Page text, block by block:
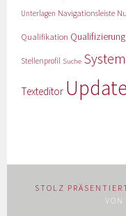
Unterlagen Navigationsleiste
Qualifikation Qualifizierung
Stellenprofil Suche System
Texteditor Update
STOLZ
VON